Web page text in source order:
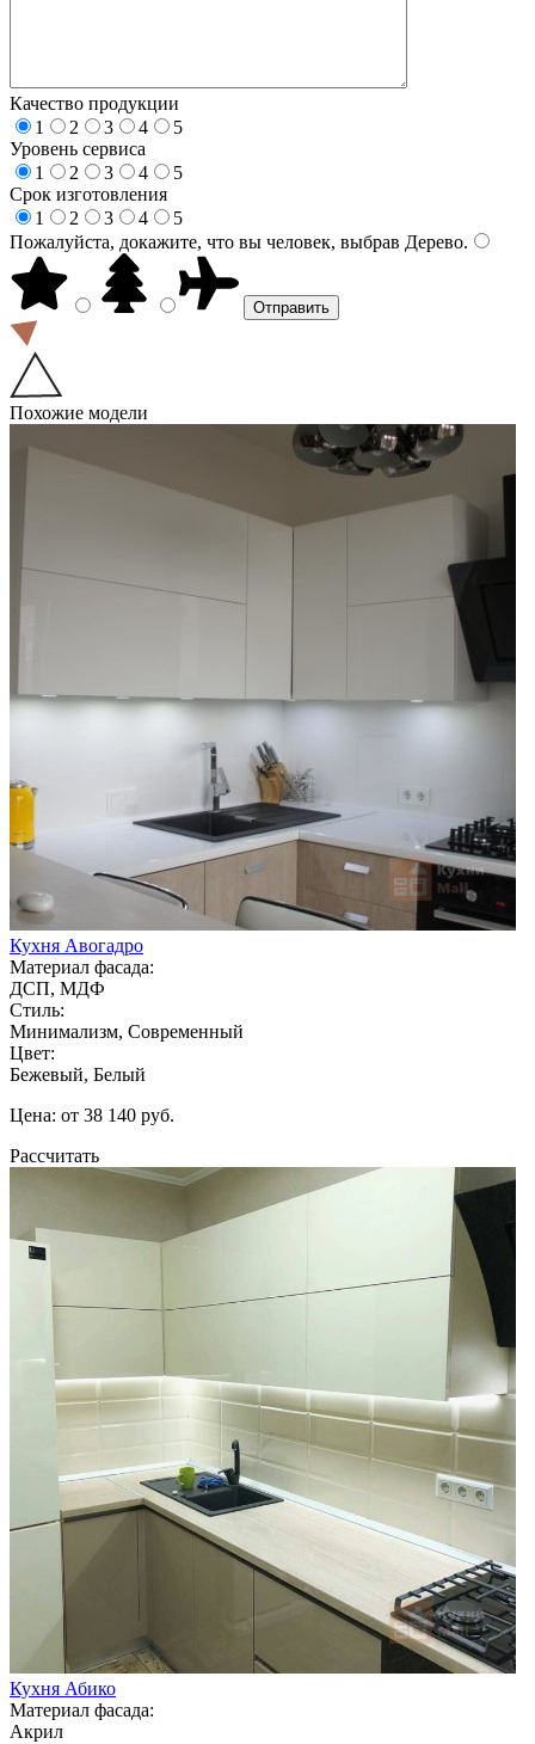
Качество продукции
1
2 3 4
5
Уровень сервиса
1
2 3 4
5
Срок изготовления
1
2 3 4
5
Пожалуйста, докажите, что вы человек, выбрав Дерево.
Похожие модели
Кухня Авогадро
Материал фасада:
ДСП, МДФ
Стиль:
Минимализм, Современный
Цвет:
Бежевый, Белый
Цена: от 38 140 руб.
Рассчитать
Кухня Абико
Материал фасада:
Акрил